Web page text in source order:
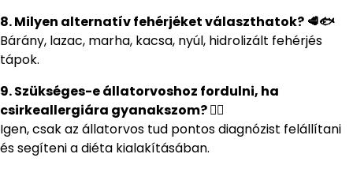
8. Milyen alternatív fehérjéket választhatok? 🥩🐟
Bárány, lazac, marha, kacsa, nyúl, hidrolizált fehérjés
tápok.
9. Szükséges-e állatorvoshoz fordulni, ha
csirkeallergiára gyanakszom? 👩‍⚕️
Igen, csak az állatorvos tud pontos diagnózist felállítani
és segíteni a diéta kialakításában.